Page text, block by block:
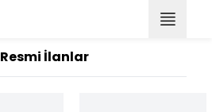
Resmi İlanlar